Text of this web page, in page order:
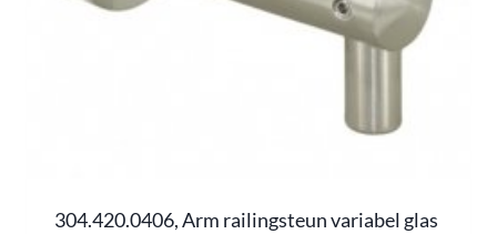
304.420.0406, Arm railingsteun variabel glas